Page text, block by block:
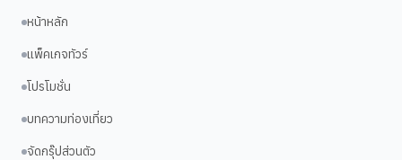
หน้าหลัก
แพ็คเกจทัวร์
โปรโมชั่น
บทความท่องเที่ยว
จัดกรุ๊ปส่วนตัว